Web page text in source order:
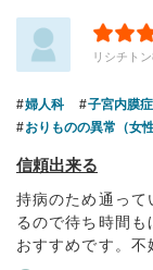
リシチト
婦人科 子宮内膜症
おりものの異常（女性
信頼出来る
持病のため通って
るので待ち時間
おすすめです。